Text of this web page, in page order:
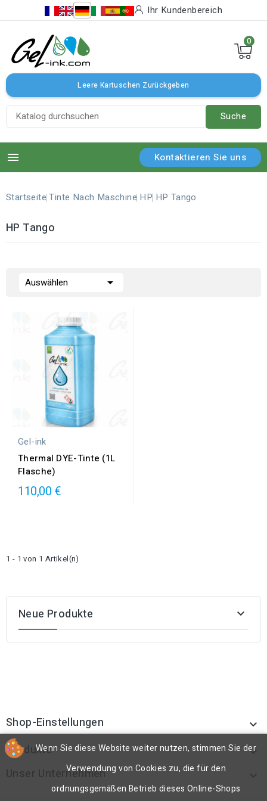
Ihr Kundenbereich
0
Leere Kartuschen Zurückgeben
Suche
 Kontaktieren Sie uns
Startseite Tinte Nach Maschine HP HP Tango
HP Tango
Auswählen 
Gel-ink
Thermal DYE-Tinte (1L
Flasche)
110,00 €
1 - 1 von 1 Artikel(n)
Neue Produkte 
Shop-Einstellungen 
Produkte 
Unser Unternehmen 
Wenn Sie diese Website weiter nutzen, stimmen Sie der
Verwendung von Cookies zu, die für den
ordnungsgemäßen Betrieb dieses Online-Shops